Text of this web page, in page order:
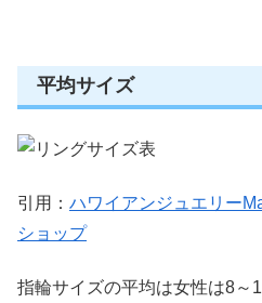
平均サイズ
引用： ハワイアンジュエリー
ショップ
指輪サイズの平均は女性は8～